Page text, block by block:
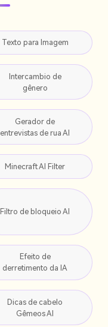
Texto para Imagem
Intercambio de
gênero
Gerador de
entrevistas de rua AI
Minecraft AI Filter
Filtro de bloqueio AI
Efeito de
derretimento da IA
Dicas de cabelo
Gêmeos AI